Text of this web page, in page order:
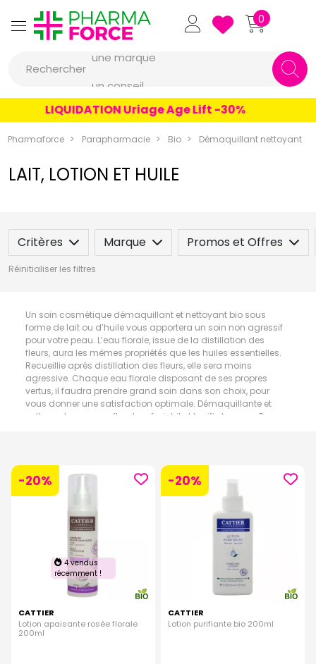
Pharmaforce Grande
0
Rechercher
une marque
un conseil
un produit
une marque
LIQUIDATION Uriage Age Lift -30%
Pharmaforce Parapharmacie Bio Démaquillant nettoyant
LAIT, LOTION ET HUILE
Critères Marque Promos et Offres
Réinitialiser les filtres
Un soin cosmétique démaquillant et nettoyant bio sous
forme de lait ou d’huile vous apportera un soin non agressif
pour votre peau. L’eau florale, issue de la distillation des
fleurs, aura les mêmes propriétés que les huiles essentielles.
Recueillie après distillation des fleurs, elle sera moins
agressive. Chaque eau florale disposant de ses propres
vertus, il faudra prendre grand soin dans son choix, pour
vous donner une satisfaction optimale. Démaquillante et
nettoyante, une eau florale rafraichit et tonifie la peau. Par sa
l’utilisation d’un produit cosmétique traditionnel.
-20%
4 vendus
récemment !
CATTIER
Lotion apaisante rosée florale
200ml
-20%
CATTIER
Lotion purifiante bio 200ml